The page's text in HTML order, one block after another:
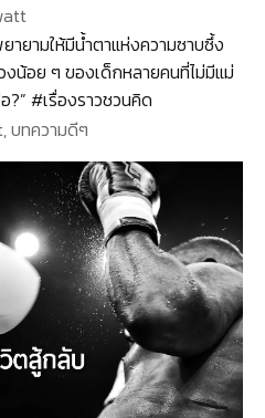
ยามให้มีน้ำตาแห่งความซาบซึ้ง
งน้อย ๆ ของเด็กหลายคนที่ไม่มีแม่
?” #เรื่องราวชวนคิด
,บทความดีๆ